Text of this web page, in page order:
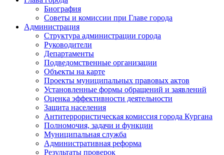
Биография
Советы и комиссии при Главе города
Администрация
Структура администрации города
Руководители
Департаменты
Подведомственные организации
Объекты на карте
Проекты муниципальных правовых актов
Установленные формы обращений и заявлений
Оценка эффективности деятельности
Защита населения
Антитеррористическая комиссия города Кургана
Полномочия, задачи и функции
Муниципальная служба
Административная реформа
Результаты проверок